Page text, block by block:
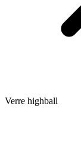
Verre highball